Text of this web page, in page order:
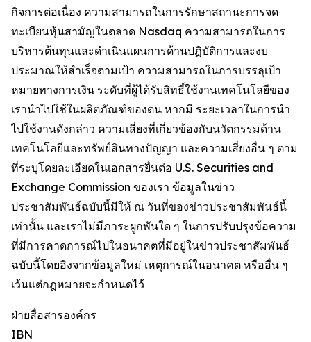
กิจการต่อเนื่อง ความสามารถในการรักษาสถานะการจด
ทะเบียนหุ้นสามัญในตลาด Nasdaq ความสามารถในการ
บริหารต้นทุนและดำเนินแผนการด้านปฏิบัติการและงบ
ประมาณให้สำเร็จตามเป้า ความสามารถในการบรรลุเป้า
หมายทางการเงิน ระดับที่ผู้ได้รับสิทธิ์ใช้งานเทคโนโลยีของ
เรานำไปใช้ในผลิตภัณฑ์ของตน หากมี ระยะเวลาในการนำ
ไปใช้งานดังกล่าว ความเสี่ยงที่เกี่ยวข้องกับนวัตกรรมด้าน
เทคโนโลยีและทรัพย์สินทางปัญญา และความเสี่ยงอื่น ๆ ตาม
ที่ระบุโดยละเอียดในเอกสารยื่นต่อ U.S. Securities and
Exchange Commission ของเรา ข้อมูลในข่าว
ประชาสัมพันธ์ฉบับนี้มีให้ ณ วันที่ของข่าวประชาสัมพันธ์นี้
เท่านั้น และเราไม่มีภาระผูกพันใด ๆ ในการปรับปรุงข้อความ
ที่มีการคาดการณ์ไปในอนาคตที่มีอยู่ในข่าวประชาสัมพันธ์
ฉบับนี้โดยอิงจากข้อมูลใหม่ เหตุการณ์ในอนาคต หรืออื่น ๆ
เว้นแต่กฎหมายจะกำหนดไว้
ฝ่ายสื่อสารองค์กร
IBN